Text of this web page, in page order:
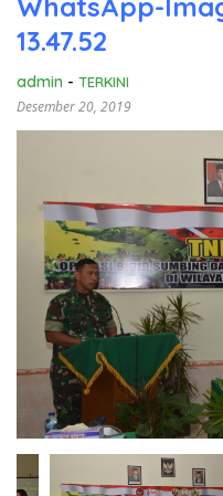
WhatsApp-
13.47.52
admin - TERKINI
Desember 20, 2019